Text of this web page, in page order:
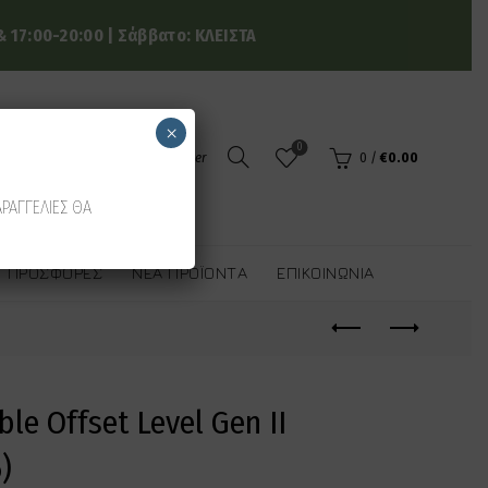
20:00 | Σάββατο: ΚΛΕΙΣΤΑ
Login / Register
0
0 / €0.00
ΠΡΟΣΦΟΡΈΣ ΝΈΑ ΠΡΟΪΌΝΤΑ ΕΠΙΚΟΙΝΩΝΊΑ
Offset Level Gen II
ΘΑ
×